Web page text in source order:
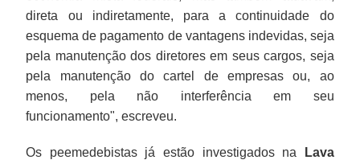
direta ou indiretamente, para a continuidade do
esquema de pagamento de vantagens indevidas, seja
pela manutenção dos diretores em seus cargos, seja
pela manutenção do cartel de empresas ou, ao
menos, pela não interferência em seu
funcionamento", escreveu.
Os peemedebistas já estão investigados na
Lava